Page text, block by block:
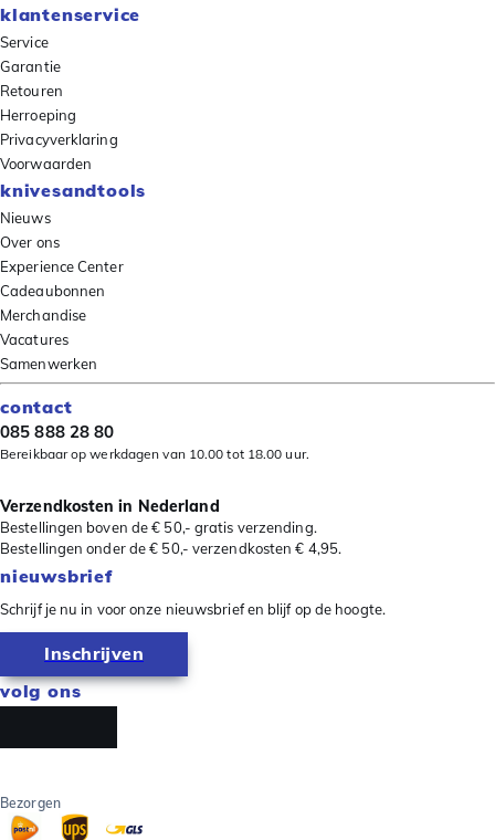
klantenservice
Service
Garantie
Retouren
Herroeping
Privacyverklaring
Voorwaarden
knivesandtools
Nieuws
Over ons
Experience Center
Cadeaubonnen
Merchandise
Vacatures
Samenwerken
contact
085 888 28 80
Bereikbaar op werkdagen van 10.00 tot 18.00 uur.
Verzendkosten in Nederland
Bestellingen boven de € 50,- gratis verzending.
Bestellingen onder de € 50,- verzendkosten € 4,95.
nieuwsbrief
Schrijf je nu in voor onze nieuwsbrief en blijf op de hoogte.
Inschrijven
volg ons
Bezorgen